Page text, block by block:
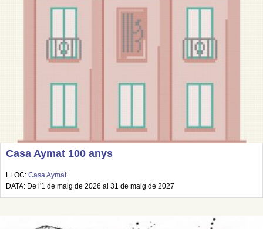
Casa Aymat 100 anys
LLOC: Casa Aymat
DATA: De l'1 de maig de 2026 al 31 de maig de 2027